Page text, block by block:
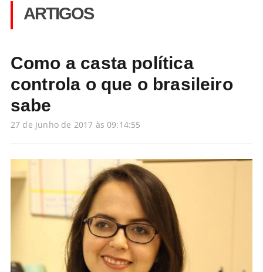
ARTIGOS
Como a casta política
controla o que o brasileiro
sabe
27 de Junho de 2017 às 09:14:55